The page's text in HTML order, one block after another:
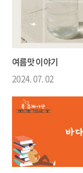
여름맛 이야기
2024. 07. 02